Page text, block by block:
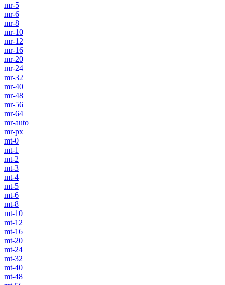
mr-5
mr-6
mr-8
mr-10
mr-12
mr-16
mr-20
mr-24
mr-32
mr-40
mr-48
mr-56
mr-64
mr-auto
mr-px
mt-0
mt-1
mt-2
mt-3
mt-4
mt-5
mt-6
mt-8
mt-10
mt-12
mt-16
mt-20
mt-24
mt-32
mt-40
mt-48